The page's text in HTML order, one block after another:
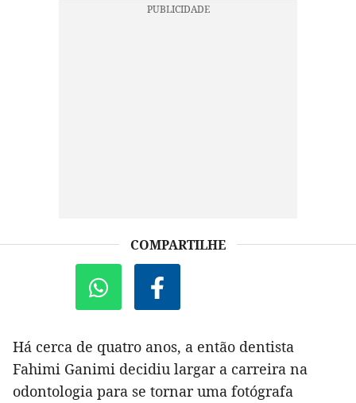
COMPARTILHE
Há cerca de quatro anos, a então dentista
Fahimi Ganimi decidiu largar a carreira na
odontologia para se tornar uma fotógrafa